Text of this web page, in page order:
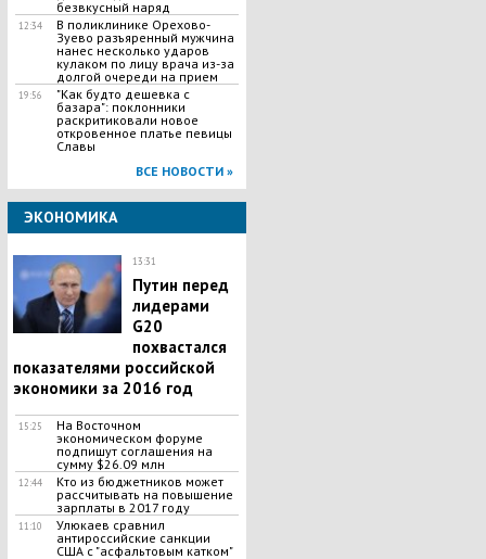
безвкусный наряд
12:34
В поликлинике Орехово-
Зуево разъяренный мужчина
нанес несколько ударов
кулаком по лицу врача из-за
долгой очереди на прием
19:56
"Как будто дешевка с
базара": поклонники
раскритиковали новое
откровенное платье певицы
Славы
ВСЕ НОВОСТИ »
ЭКОНОМИКА
13:31
Путин перед
лидерами
G20
похвастался
показателями российской
экономики за 2016 год
15:25
На Восточном
экономическом форуме
подпишут соглашения на
сумму $26.09 млн
12:44
Кто из бюджетников может
рассчитывать на повышение
зарплаты в 2017 году
11:10
Улюкаев сравнил
антироссийские санкции
США с "асфальтовым катком"